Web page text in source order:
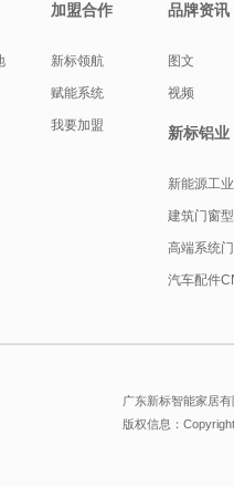
加盟合作
新标领航
赋能系统
我要加盟
品牌资讯
图文
视频
新标铝业
新能源工
建筑门窗
高端系统
汽车配件
广东新标智能家居
版权信息：